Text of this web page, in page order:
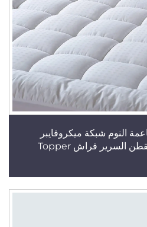
النوم شبكة ميكروفايبر